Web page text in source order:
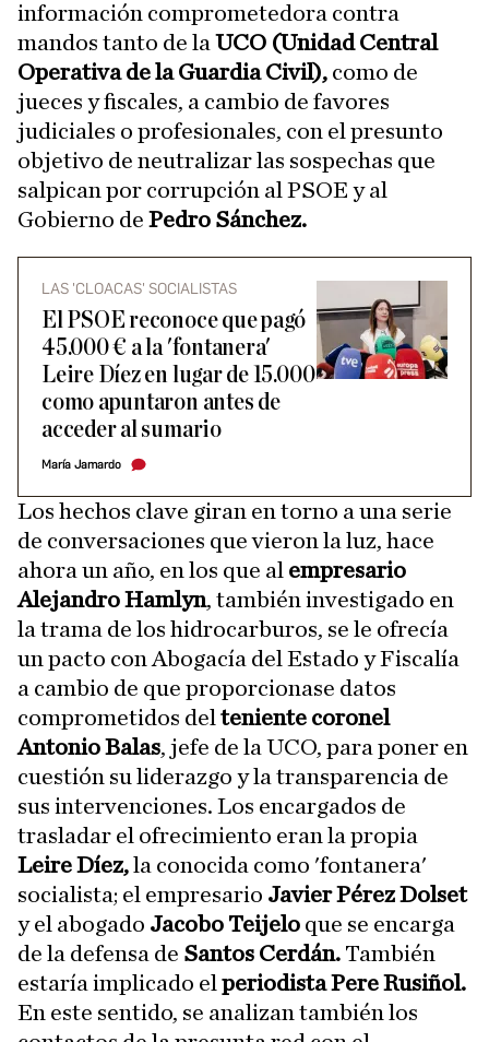
información comprometedora contra
mandos tanto de la UCO (Unidad Central
Operativa de la Guardia Civil), como de
jueces y fiscales, a cambio de favores
judiciales o profesionales, con el presunto
objetivo de neutralizar las sospechas que
salpican por corrupción al PSOE y al
Gobierno de Pedro Sánchez.
LAS 'CLOACAS' SOCIALISTAS
El PSOE reconoce que pagó
45.000 € a la 'fontanera'
Leire Díez en lugar de 15.000
como apuntaron antes de
acceder al sumario
María Jamardo
Los hechos clave giran en torno a una serie
de conversaciones que vieron la luz, hace
ahora un año, en los que al empresario
Alejandro Hamlyn, también investigado en
la trama de los hidrocarburos, se le ofrecía
un pacto con Abogacía del Estado y Fiscalía
a cambio de que proporcionase datos
comprometidos del teniente coronel
Antonio Balas, jefe de la UCO, para poner en
cuestión su liderazgo y la transparencia de
sus intervenciones. Los encargados de
trasladar el ofrecimiento eran la propia
Leire Díez,la conocida como 'fontanera'
socialista; el empresario Javier Pérez Dolset
y el abogado Jacobo Teijelo que se encarga
de la defensa de Santos Cerdán. También
estaría implicado el periodista Pere Rusiñol.
En este sentido, se analizan también los